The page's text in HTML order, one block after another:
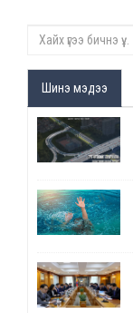
Шинэ мэдээ